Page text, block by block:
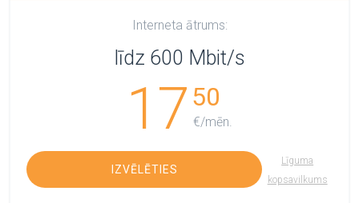
Interneta ātrums:
līdz 600 Mbit/s
17 50
€/mēn.
IZVĒLĒTIES
Līguma
kopsavilkums